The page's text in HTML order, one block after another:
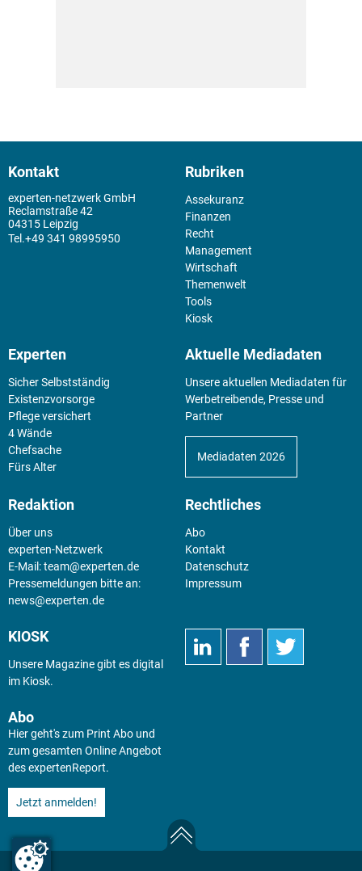
Kontakt
experten-netzwerk GmbH
Reclamstraße 42
04315 Leipzig
+49 341 98995950
Rubriken
Assekuranz
Finanzen
Recht
Management
Wirtschaft
Themenwelt
Tools
Kiosk
Experten
Sicher Selbstständig
Existenz­vorsorge
Pflege versichert
4 Wände
Chefsache
Fürs Alter
Aktuelle Mediadaten
Unsere aktuellen Mediadaten für
Werbetreibende, Presse und
Partner
Mediadaten 2026
Redaktion
Über uns
experten-Netzwerk
E-Mail:team@experten.de
Pressemeldungen bitte an:
news@experten.de
Rechtliches
Abo
Kontakt
Datenschutz
Impressum
KIOSK
Unsere Magazine gibt es digital
im Kiosk.
Abo
Hier geht's zum Print Abo und
zum gesamten Online Angebot
des expertenReport.
Jetzt anmelden!